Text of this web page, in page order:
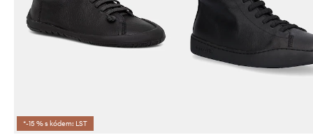
*-15 % s kódem: LST